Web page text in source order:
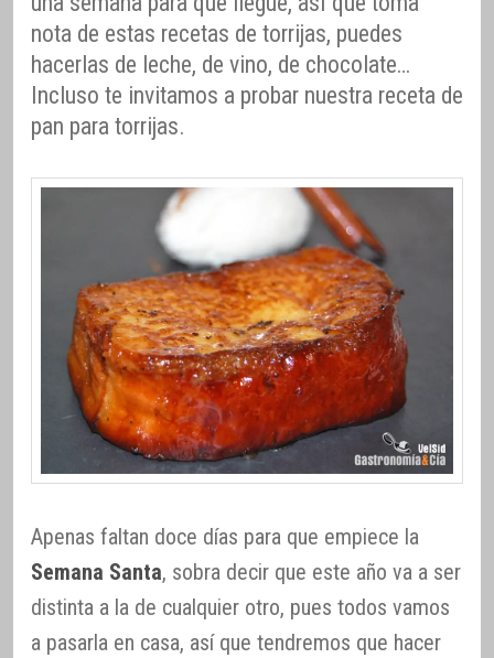
nota de estas recetas de torrijas, puedes
hacerlas de leche, de vino, de chocolate…
Incluso te invitamos a probar nuestra receta de
pan para torrijas.
Apenas faltan doce días para que empiece la
Semana Santa, sobra decir que este año va a ser
distinta a la de cualquier otro, pues todos vamos
a pasarla en casa, así que tendremos que hacer